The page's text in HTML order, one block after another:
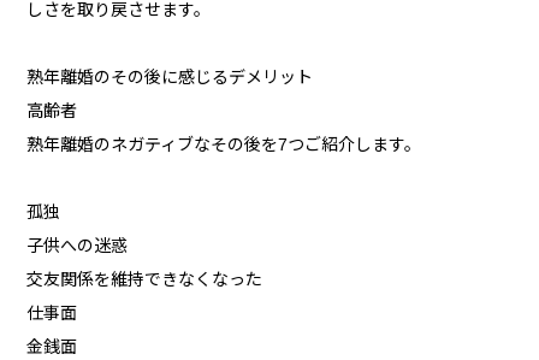
しさを取り戻させます。
熟年離婚のその後に感じるデメリット
高齢者
熟年離婚のネガティブなその後を7つご紹介します。
孤独
子供への迷惑
交友関係を維持できなくなった
仕事面
金銭面